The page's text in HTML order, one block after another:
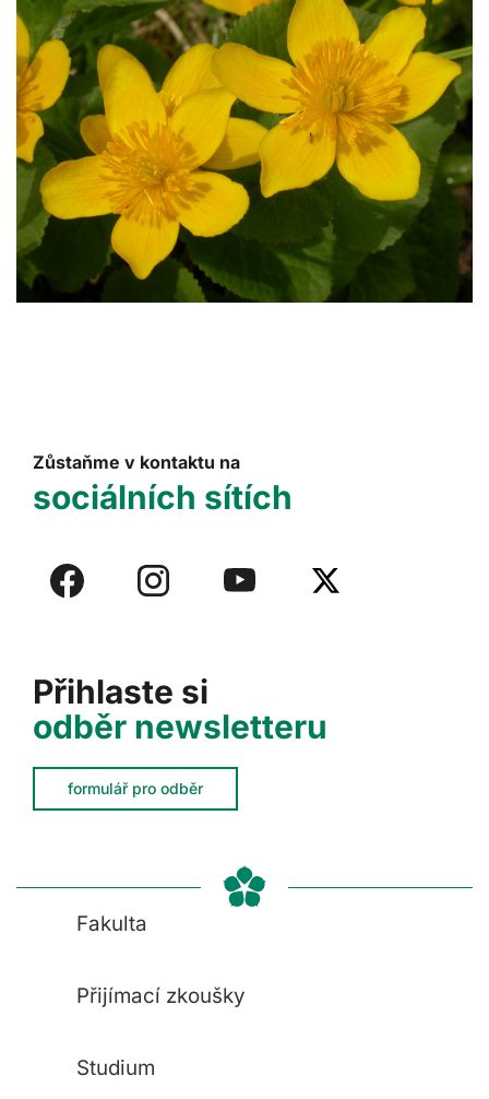
Přihlaste si
odběr newsletteru
formulář pro odběr
Zůstaňme v kontaktu na
sociálních sítích
Fakulta
Přijímací zkoušky
Studium